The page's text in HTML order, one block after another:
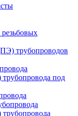
трубопроводов
под